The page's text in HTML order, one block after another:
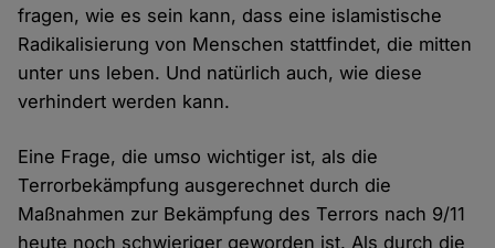
fragen, wie es sein kann, dass eine islamistische
Radikalisierung von Menschen stattfindet, die mitten
unter uns leben. Und natürlich auch, wie diese
verhindert werden kann.
Eine Frage, die umso wichtiger ist, als die
Terrorbekämpfung ausgerechnet durch die
Maßnahmen zur Bekämpfung des Terrors nach 9/11
heute noch schwieriger geworden ist. Als durch die